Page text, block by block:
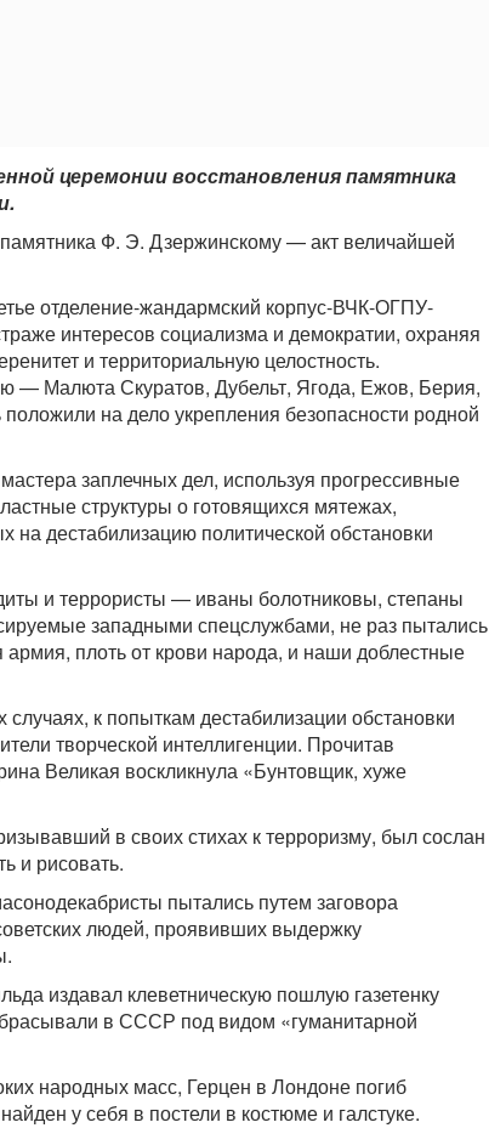
церемонии восстановления памятника
Ф. Э. Дзержинскому — акт величайшей
отделение-жандармский корпус-ВЧК-ОГПУ-
интересов социализма и демократии, охраняя
и территориальную целостность.
— Малюта Скуратов, Дубельт, Ягода, Ежов, Берия,
на дело укрепления безопасности родной
заплечных дел, используя прогрессивные
структуры о готовящихся мятежах,
на дестабилизацию политической обстановки
и террористы — иваны болотниковы, степаны
западными спецслужбами, не раз пытались
армия, плоть от крови народа, и наши доблестные
к попыткам дестабилизации обстановки
творческой интеллигенции. Прочитав
Великая воскликнула «Бунтовщик, хуже
в своих стихах к терроризму, был сослан
и рисовать.
пытались путем заговора
людей, проявивших выдержку
издавал клеветническую пошлую газетенку
в СССР под видом «гуманитарной
народных масс, Герцен в Лондоне погиб
у себя в постели в костюме и галстуке.